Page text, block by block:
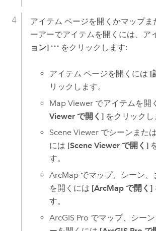
アイテム ページを開くかマップま
ーアーでアイテムを開くには、ア
ョン]
をクリックします:
アイテム ページを開くには [
リックします。
Map Viewer でアイテムを開
Viewer で開く] をクリックし
Scene Viewer でシーンまた
には [Scene Viewer で開く]
す。
ArcMap でマップ、シーン、
を開くには [ArcMap で開く]
す。
ArcGIS Pro でマップ、シー